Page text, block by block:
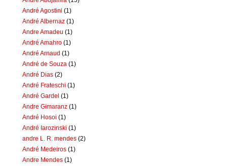
André Agostini (1)
André Albernaz (1)
Andre Amadeu (1)
André Amahro (1)
André Arnaud (1)
André de Souza (1)
André Dias (2)
André Frateschi (1)
André Gardel (1)
Andre Gimaranz (1)
André Hosoi (1)
André Iarozinski (1)
andre L. R. mendes (2)
André Medeiros (1)
Andre Mendes (1)